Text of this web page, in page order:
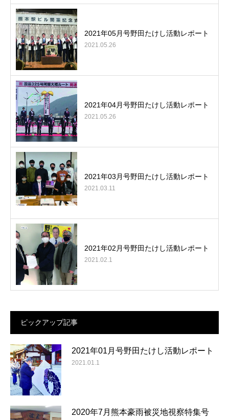
2021年05月号野田たけし活動レポート
2021.05.26
2021年04月号野田たけし活動レポート
2021.05.26
2021年03月号野田たけし活動レポート
2021.03.11
2021年02月号野田たけし活動レポート
2021.02.1
ピックアップ記事
2021年01月号野田たけし活動レポート
2021.01.1
2020年7月熊本豪雨被災地視察特集号